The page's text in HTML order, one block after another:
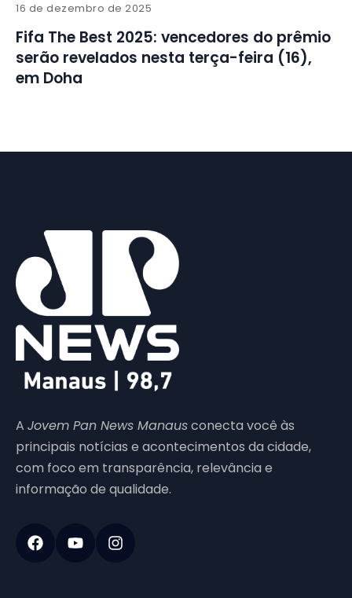
16 de dezembro de 2025
Fifa The Best 2025: vencedores do prêmio
serão revelados nesta terça-feira (16),
em Doha
A Jovem Pan News Manausconecta você às
principais notícias e acontecimentos da cidade,
com foco em transparência, relevância e
informação de qualidade.